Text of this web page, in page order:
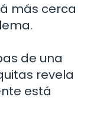
más cerca
de una
revela
está